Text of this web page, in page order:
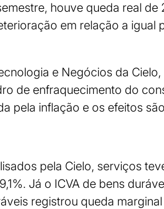
houve queda real de
em relação a igual
e Negócios da
de enfraquecimento do
pela inflação e os efeitos
pela Cielo, serviços
Já o ICVA de bens
registrou queda marginal